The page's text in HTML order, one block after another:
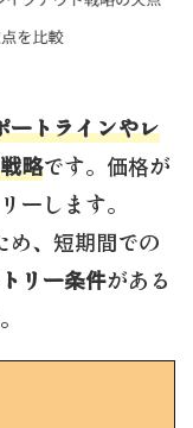
ートラインやレ
略です。価格が
ーします。
め、短期間での
リー条件がある